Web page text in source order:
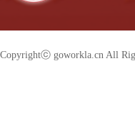
Copyrightⓒ goworkla.cn All